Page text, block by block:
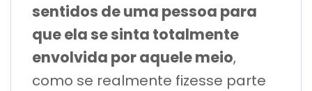
sentidos de uma pessoa para
que ela se sinta totalmente
envolvida por aquele meio,
como se realmente fizesse parte